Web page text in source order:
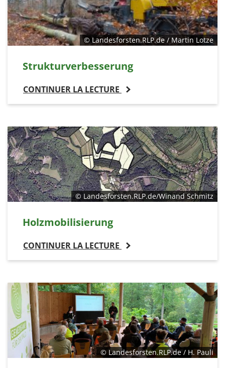
© Landesforsten.RLP.de / Martin Lotze
Strukturverbesserung
CONTINUER LA LECTURE
© Landesforsten.RLP.de/Winand Schmitz
Holzmobilisierung
CONTINUER LA LECTURE
© Landesforsten.RLP.de / H. Pauli